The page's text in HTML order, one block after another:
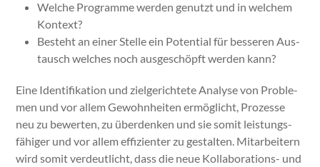
Welche Pro­gramme wer­den genutzt und in welchem
Kon­text?
Beste­ht an ein­er Stelle ein Poten­tial für besseren Aus­
tausch welch­es noch aus­geschöpft wer­den kann?
Eine Iden­ti­fika­tion und ziel­gerichtete Analyse von Prob­le­
men und vor allem Gewohn­heit­en ermöglicht, Prozesse
neu zu bew­erten, zu über­denken und sie somit leis­tungs­
fähiger und vor allem effizien­ter zu gestal­ten. Mitar­beit­ern
wird somit verdeut­licht, dass die neue Kol­lab­o­ra­tions- und